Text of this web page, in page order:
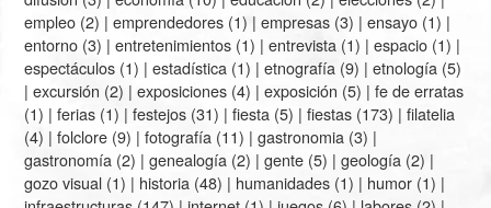
empleo (2) |emprendedores (1) |empresas (3) |ensayo (1) |
entorno (3) |entretenimientos (1) |entrevista (1) |espacio (1) |
espectáculos (1) |estadística (1) |etnografía (9) |etnología (5)
|excursión (2) |exposiciones (4) |exposición (5) |fe de erratas
(1) |ferias (1) |festejos (31) |fiesta (5) |fiestas (173) |filatelia
(4) |folclore (9) |fotografía (11) |gastronomia (3) |
gastronomía (2) |genealogía (2) |gente (5) |geología (2) |
gozo visual (1) | historia (48) | humanidades (1) | humor (1) |